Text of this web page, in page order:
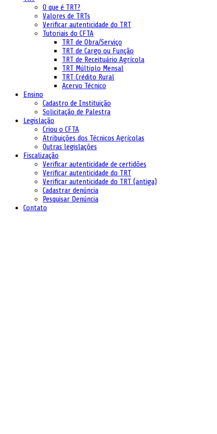
O que é TRT?
Valores de TRTs
Verificar autenticidade do TRT
Tutoriais do CFTA
TRT de Obra/Serviço
TRT de Cargo ou Função
TRT de Receituário Agrícola
TRT Múltiplo Mensal
TRT Crédito Rural
Acervo Técnico
Ensino
Cadastro de Instituição
Solicitação de Palestra
Legislação
Criou o CFTA
Atribuições dos Técnicos Agrícolas
Outras legislações
Fiscalização
Verificar autenticidade de certidões
Verificar autenticidade do TRT
Verificar autenticidade do TRT (antiga)
Cadastrar denúncia
Pesquisar Denúncia
Contato